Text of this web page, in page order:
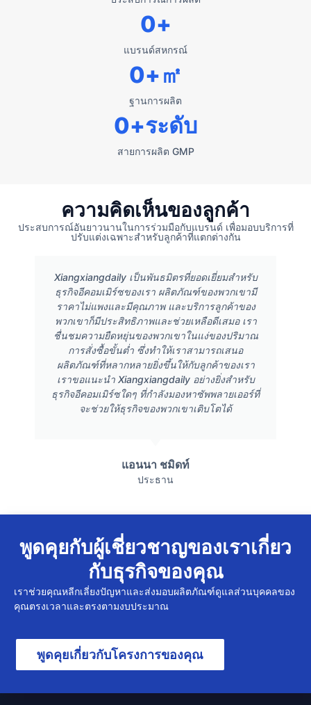
แบรนด์สหกรณ์
0+
ฐานการผลิต
0+㎡
สายการผลิต GMP
0+ระดับ
ความคิดเห็นของลูกค้า
ประสบการณ์อันยาวนานในการร่วมมือกับแบรนด์ เพื่อมอบบริการที่
ปรับแต่งเฉพาะสำหรับลูกค้าที่แตกต่างกัน
Xiangxiangdaily เป็นพันธมิตรที่ยอดเยี่ยมสำหรับ
ธุรกิจอีคอมเมิร์ซของเรา ผลิตภัณฑ์ของพวกเขามี
ราคาไม่แพงและมีคุณภาพ และบริการลูกค้าของ
พวกเขาก็มีประสิทธิภาพและช่วยเหลือดีเสมอ เรา
ชื่นชมความยืดหยุ่นของพวกเขาในแง่ของปริมาณ
การสั่งซื้อขั้นต่ำ ซึ่งทำให้เราสามารถเสนอ
ผลิตภัณฑ์ที่หลากหลายยิ่งขึ้นให้กับลูกค้าของเรา
เราขอแนะนำ Xiangxiangdaily อย่างยิ่งสำหรับ
ธุรกิจอีคอมเมิร์ซใดๆ ที่กำลังมองหาซัพพลายเออร์ที่
จะช่วยให้ธุรกิจของพวกเขาเติบโตได้
แอนนา ชมิดท์
ประธาน
พูดคุยกับผู้เชี่ยวชาญของเราเกี่ยว
กับธุรกิจของคุณ
เราช่วยคุณหลีกเลี่ยงปัญหาและส่งมอบผลิตภัณฑ์ดูแลส่วนบุคคลของ
คุณตรงเวลาและตรงตามงบประมาณ
พูดคุยเกี่ยวกับโครงการของคุณ